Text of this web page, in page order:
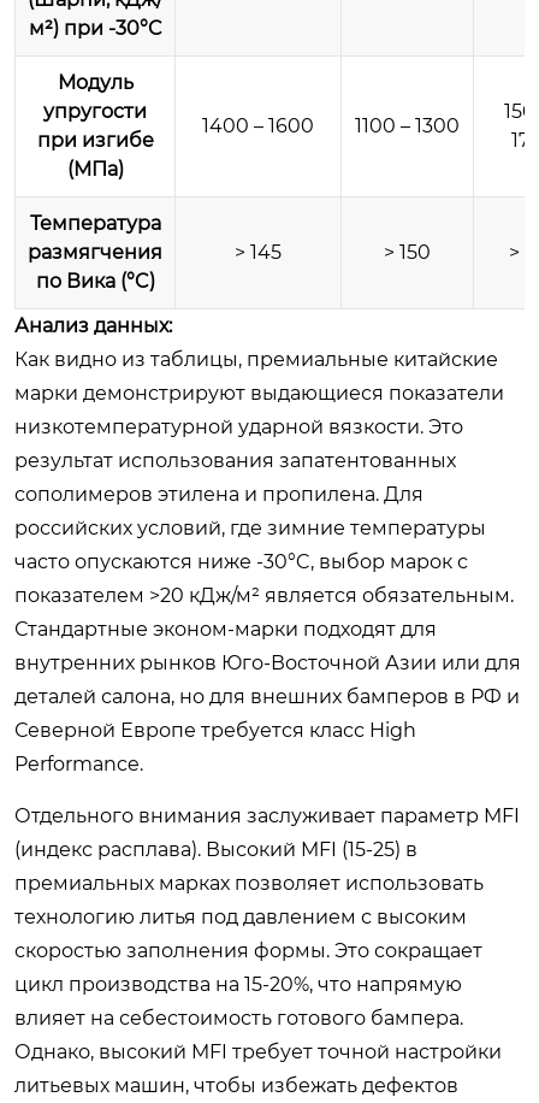
м²) при -30°C
Модуль
упругости
при изгибе
(МПа)
1400 – 1600 1100 – 1300
Температура
размягчения
по Вика (°C)
> 145 > 150 >
Анализ данных:
Как видно из таблицы, премиальные китайские
марки демонстрируют выдающиеся показатели
низкотемпературной ударной вязкости. Это
результат использования запатентованных
сополимеров этилена и пропилена. Для
российских условий, где зимние температуры
часто опускаются ниже -30°C, выбор марок с
показателем >20 кДж/м² является обязательным.
Стандартные эконом-марки подходят для
внутренних рынков Юго-Восточной Азии или для
деталей салона, но для внешних бамперов в РФ и
Северной Европе требуется класс High
Performance.
Отдельного внимания заслуживает параметр MFI
(индекс расплава). Высокий MFI (15-25) в
премиальных марках позволяет использовать
технологию литья под давлением с высоким
скоростью заполнения формы. Это сокращает
цикл производства на 15-20%, что напрямую
влияет на себестоимость готового бампера.
Однако, высокий MFI требует точной настройки
литьевых машин, чтобы избежать дефектов